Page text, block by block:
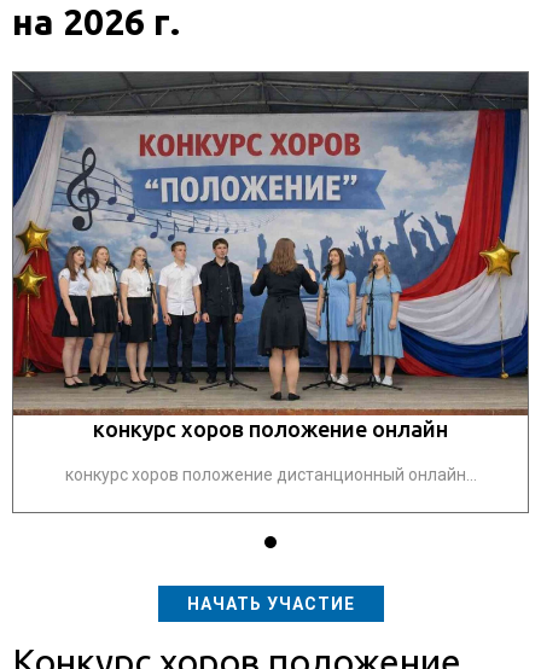
на 2026 г.
конкурс хоров положение онлайн
конкурс хоров положение дистанционный онлайн...
НАЧАТЬ УЧАСТИЕ